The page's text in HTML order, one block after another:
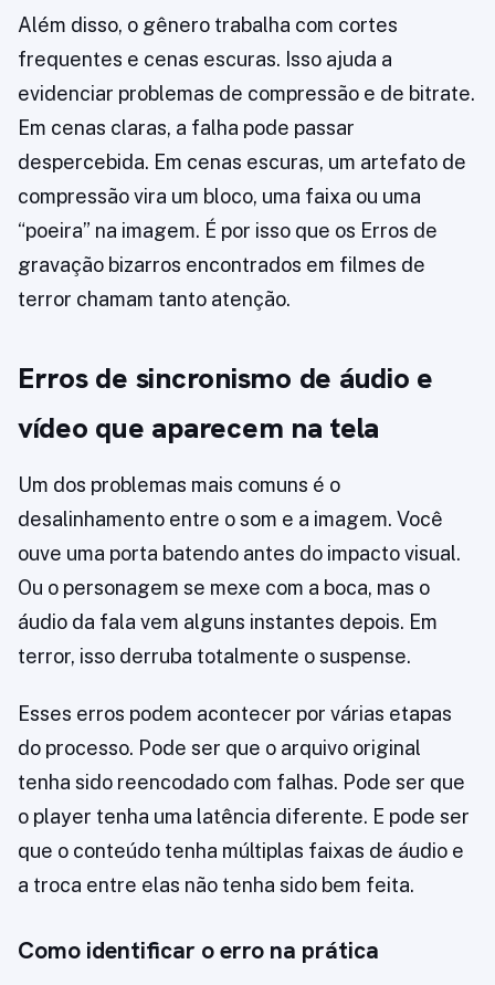
Além disso, o gênero trabalha com cortes
frequentes e cenas escuras. Isso ajuda a
evidenciar problemas de compressão e de bitrate.
Em cenas claras, a falha pode passar
despercebida. Em cenas escuras, um artefato de
compressão vira um bloco, uma faixa ou uma
“poeira” na imagem. É por isso que os Erros de
gravação bizarros encontrados em filmes de
terror chamam tanto atenção.
Erros de sincronismo de áudio e
vídeo que aparecem na tela
Um dos problemas mais comuns é o
desalinhamento entre o som e a imagem. Você
ouve uma porta batendo antes do impacto visual.
Ou o personagem se mexe com a boca, mas o
áudio da fala vem alguns instantes depois. Em
terror, isso derruba totalmente o suspense.
Esses erros podem acontecer por várias etapas
do processo. Pode ser que o arquivo original
tenha sido reencodado com falhas. Pode ser que
o player tenha uma latência diferente. E pode ser
que o conteúdo tenha múltiplas faixas de áudio e
a troca entre elas não tenha sido bem feita.
Como identificar o erro na prática